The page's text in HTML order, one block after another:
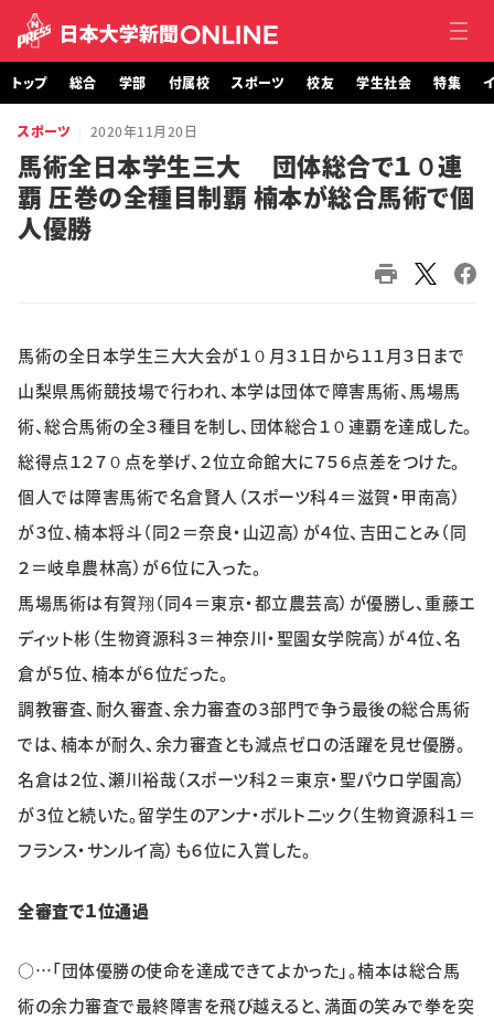
トップ
総合
スポーツ
学生社会
特集・企画
イベント
購読
学生記者募集 お問い合わせ
トップ 総合 学部 付属校 スポーツ 校友 学生社会 特集
スポーツ 2020年11月20日
馬術全日本学生三大 団体総合で１０連
覇 圧巻の全種目制覇 楠本が総合馬術で個
人優勝
馬術の全日本学生三大大会が１０月３１日から１１月３日まで
山梨県馬術競技場で行われ、本学は団体で障害馬術、馬場馬
術、総合馬術の全３種目を制し、団体総合１０連覇を達成した。
総得点１２７０点を挙げ、２位立命館大に７５６点差をつけた。
個人では障害馬術で名倉賢人（スポーツ科４＝滋賀・甲南高）
が３位、楠本将斗（同２＝奈良・山辺高）が４位、吉田ことみ（同
２＝岐阜農林高）が６位に入った。
馬場馬術は有賀翔（同４＝東京・都立農芸高）が優勝し、重藤エ
ディット彬（生物資源科３＝神奈川・聖園女学院高）が４位、名
倉が５位、楠本が６位だった。
調教審査、耐久審査、余力審査の３部門で争う最後の総合馬術
では、楠本が耐久、余力審査とも減点ゼロの活躍を見せ優勝。
名倉は２位、瀬川裕哉（スポーツ科２＝東京・聖パウロ学園高）
が３位と続いた。留学生のアンナ・ボルトニック（生物資源科１＝
フランス・サンルイ高）も６位に入賞した。
全審査で１位通過
○…「団体優勝の使命を達成できてよかった」。楠本は総合馬
術の余力審査で最終障害を飛び越えると、満面の笑みで拳を突